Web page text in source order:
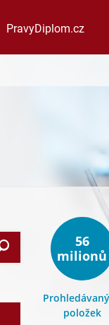
PravyDiplom.cz
Search
56
milionů
položek